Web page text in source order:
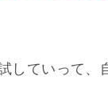
ていって、